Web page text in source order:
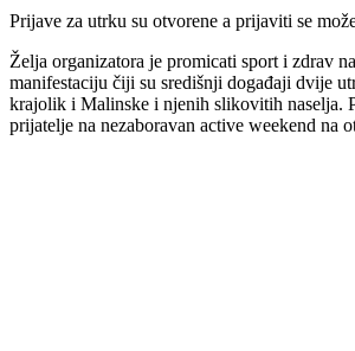
Prijave za utrku su otvorene a prijaviti se
Želja organizatora je promicati sport i zdrav
manifestaciju čiji su središnji događaji dvije
krajolik i Malinske i njenih slikovitih naselja.
prijatelje na nezaboravan active weekend na